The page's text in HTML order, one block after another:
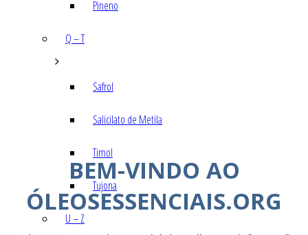
Pineno
Q – T
Safrol
Salicilato de Metila
Timol
Tujona
U – Z
BEM-VINDO AO
ÓLEOSESSENCIAIS.ORG